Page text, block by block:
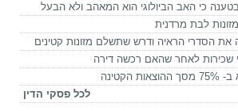
כי האב הביולוגי הוא המאהב ולא הבעל
לבת מרדנית
הסדרי הראיה ודרש שתשלם מזונות קטינים
לאחר שהאם רכשה דירה
לכל פסקי הדין